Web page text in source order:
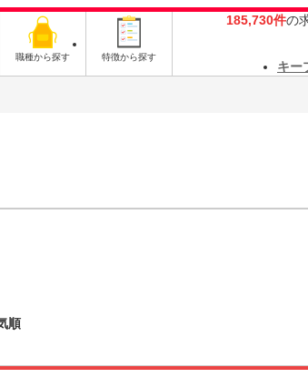
職種から探す 特徴から探す
185,730件の
キー
順